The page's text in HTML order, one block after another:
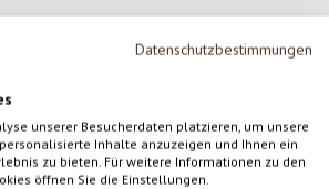
Datenschutzbestimmungen
unserer Besucherdaten platzieren, um unsere
Inhalte anzuzeigen und Ihnen ein
zu bieten. Für weitere Informationen zu den
öffnen Sie die Einstellungen.